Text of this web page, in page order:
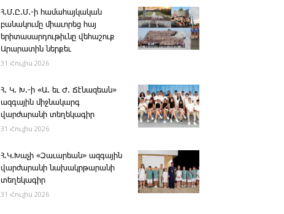
Հ.Մ.Ը.Մ.-ի համահայկական
բանակումը միաւորեց հայ
երիտասարդութիւնը վեհաշուք
Արարատին ներքեւ
31 Հուլիս 2026
Հ. Կ. Խ.-ի «Ա. եւ Ժ. ­Ճէնազեան»
ազգային միջնակարգ
վարժարանի տեղեկագիր
31 Հուլիս 2026
Հ․Կ․Խաչի «Զաւարեան» ազգային
վարժարանի նախակրթարանի
տեղեկագիր
31 Հուլիս 2026